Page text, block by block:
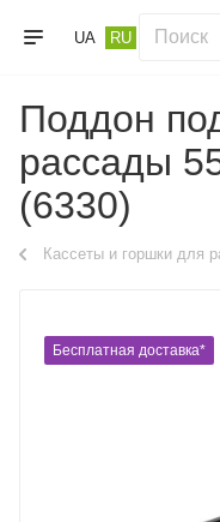
UA RU
Поддон
рассады
(6330)
Кассеты и горшки для
Бесплатная доставка*